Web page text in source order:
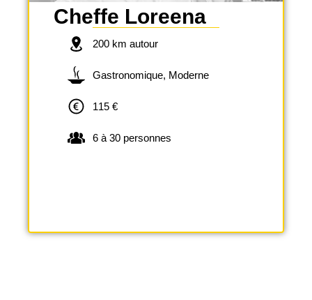
Cheffe Loreena
200 km autour
Gastronomique, Moderne
115 €
6 à 30 personnes